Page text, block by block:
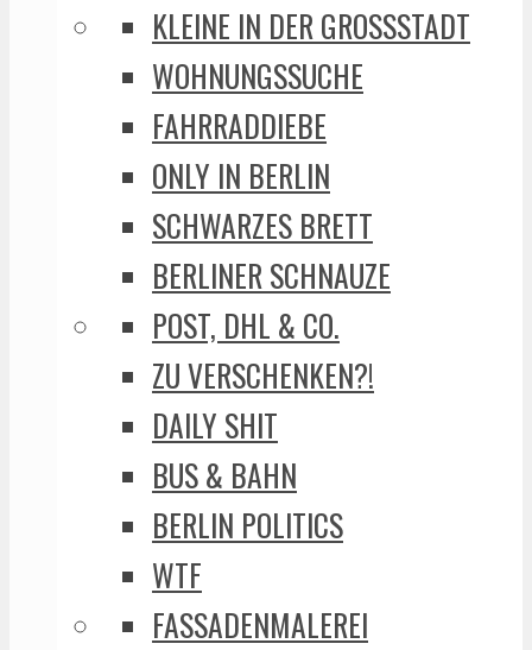
KLEINE IN DER GROSSSTADT
WOHNUNGSSUCHE
FAHRRADDIEBE
ONLY IN BERLIN
SCHWARZES BRETT
BERLINER SCHNAUZE
POST, DHL & CO.
ZU VERSCHENKEN?!
DAILY SHIT
BUS & BAHN
BERLIN POLITICS
WTF
FASSADENMALEREI